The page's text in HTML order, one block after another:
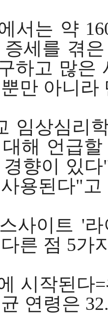
서는 약
세를 겪
하고 많은
만 아니
임상심리
해 언급
향이 있
용된다"고
사이트 '
른 점 5가
시작된다
연령은